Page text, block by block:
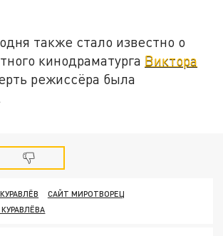
также стало известно о
кинодраматурга Виктора
режиссёра была
САЙТ МИРОТВОРЕЦ